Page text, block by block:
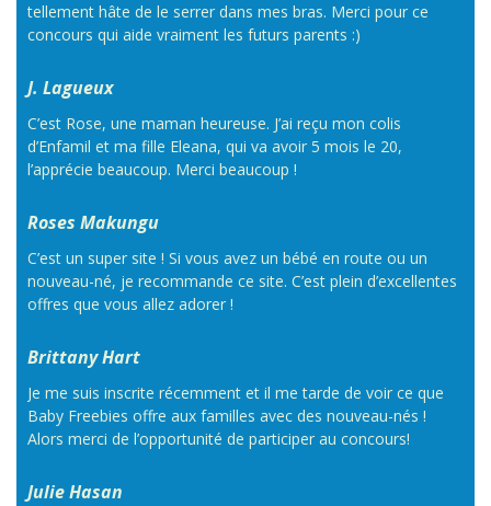
tellement hâte de le serrer dans mes bras. Merci pour ce
concours qui aide vraiment les futurs parents :)
J. Lagueux
C’est Rose, une maman heureuse. J’ai reçu mon colis
d’Enfamil et ma fille Eleana, qui va avoir 5 mois le 20,
l’apprécie beaucoup. Merci beaucoup !
Roses Makungu
C’est un super site ! Si vous avez un bébé en route ou un
nouveau-né, je recommande ce site. C’est plein d’excellentes
offres que vous allez adorer !
Brittany Hart
Je me suis inscrite récemment et il me tarde de voir ce que
Baby Freebies offre aux familles avec des nouveau-nés !
Alors merci de l’opportunité de participer au concours!
Julie Hasan